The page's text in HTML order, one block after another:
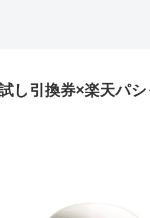
し引換券×楽天パ